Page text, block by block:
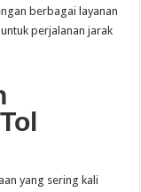
berbagai layanan
perjalanan jarak
yang sering kali